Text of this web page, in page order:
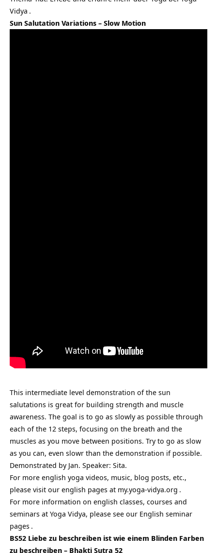
Vidya .
Sun Salutation Variations – Slow Motion
This intermediate level demonstration of the sun
salutations is great for building strength and muscle
awareness. The goal is to go as slowly as possible through
each of the 12 steps, focusing on the breath and the
muscles as you move between positions. Try to go as slow
as you can, even slowr than the demonstration if possible.
Demonstrated by Jan. Speaker: Sita.
For more english yoga videos, music, blog posts, etc.,
please visit our english pages at my.yoga-vidya.org .
For more information on english classes, courses and
seminars at Yoga Vidya, please see our English seminar
pages .
BS52 Liebe zu beschreiben ist wie einem Blinden Farben
zu beschreiben – Bhakti Sutra 52